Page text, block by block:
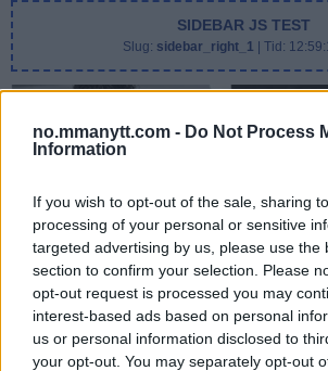
no.mmanytt.com - Do Not Process
Information
If you wish to opt-out of the sale, sharing
processing of your personal or sensitive
targeted advertising by us, please use the
section to confirm your selection. Please
opt-out request is processed you may
interest-based ads based on personal
us or personal information disclosed to
your opt-out. You may separately opt-out
SIDEBAR JS TEST
Slug: sidebar_right_1 | Tid:
DILLON DANIS
Hype FC ønsker å booke Dillon Danis vs
Erik Solvang 13 January, 2026 15:37